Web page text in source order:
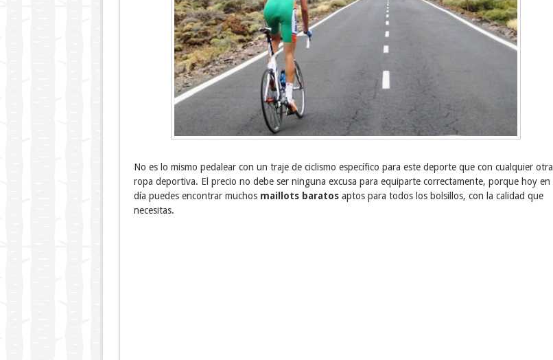
No es lo mismo pedalear con un traje de ciclismo específico para este deporte que con cualquier otra
ropa deportiva. El precio no debe ser ninguna excusa para equiparte correctamente, porque hoy en
día puedes encontrar muchos maillots baratosaptos para todos los bolsillos, con la calidad que
necesitas.